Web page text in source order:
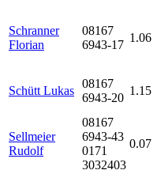
Schranner
Florian
08167
6943-17
1.06
Schütt Lukas
08167
6943-20
1.15
Sellmeier
Rudolf
08167
6943-43
0171
3032403
0.07